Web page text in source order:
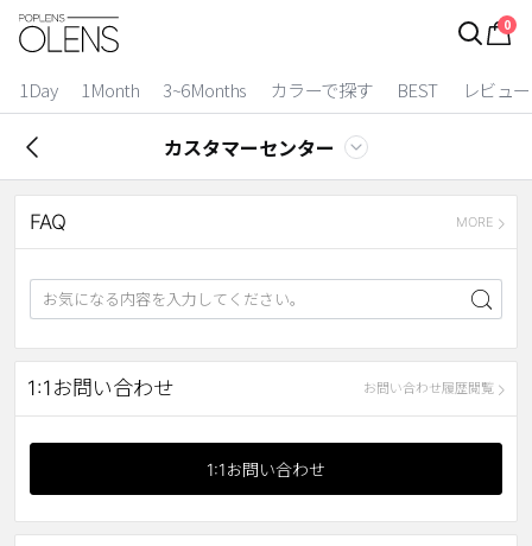
0
1Day 1Month 3~6Months カラーで探す BEST レビュー
ログイン
カラコン比較
今月限定特典
ベスト
カラコン
1 Day
カラー
カスタマーセンター
FAQ MORE
1:1お問い合わせ
1:1お問い合わせ
お問い合わせ履歴閲覧